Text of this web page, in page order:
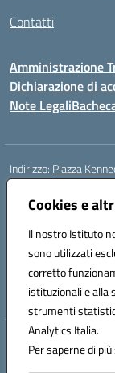
Cookies e
Il nostro Istituto
sono utilizzati
corretto
istituzionali e alla
strumenti
Analytics Italia.
Per saperne di
Contatti
Amministrazione
Dichiarazione di
Note Legali
Indirizzo: Piazza
Centralino:
Posta elettronica
Codice fiscale:
Codice
Codice Indice delle
Codice unico di